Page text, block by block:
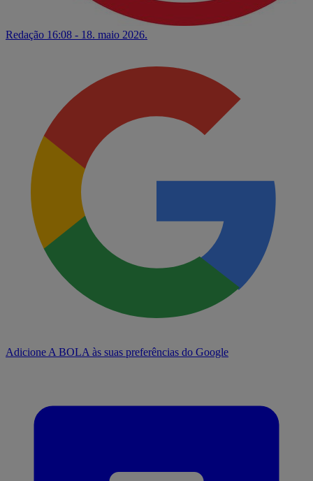
Redação 16:08 - 18. maio 2026.
Adicione A BOLA às suas preferências do Google